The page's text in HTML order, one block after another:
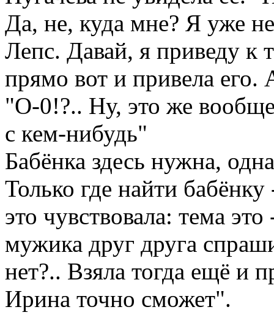
Да, не, куда мне? Я уже
Лепс. Давай, я приведу к
прямо вот и привела его.
"О-0!?.. Ну, это же
с кем-нибудь"
Бабёнка здесь нужна,
Только где найти
это чувствовала: тема
мужика друг друга
нет?.. Взяла тогда ещё и
Ирина точно сможет".